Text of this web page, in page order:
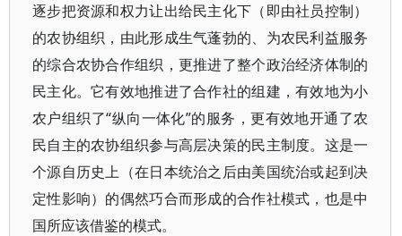
逐步把资源和权力让出给民主化下（即由社员控制）
的农协组织，由此形成生气蓬勃的、为农民利益服务
的综合农协合作组织，更推进了整个政治经济体制的
民主化。它有效地推进了合作社的组建，有效地为小
农户组织了“纵向一体化”的服务，更有效地开通了农
民自主的农协组织参与高层决策的民主制度。这是一
个源自历史上（在日本统治之后由美国统治或起到决
定性影响）的偶然巧合而形成的合作社模式，也是中
国所应该借鉴的模式。